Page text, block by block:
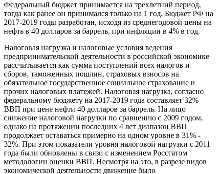
Федеральный бюджет принимается на трехлетний период,
тогда как ранее он принимался только на 1 год. Бюджет РФ на
2017-2019 годы разработан, исходя из среднегодовой цены на
нефть в 40 долларов за баррель, при инфляции в 4% в год.
Налоговая нагрузка и налоговые условия ведения
предпринимательской деятельности в российской экономике
рассчитывается как сумма поступлений всех налогов и
сборов, таможенных пошлин, страховых взносов на
обязательное государственное социальное страхование и
прочих налоговых платежей. Налоговая нагрузка, согласно
федеральному бюджету на 2017-2019 года составляет 32%
ВВП при цене нефти 40 долларов за баррель. На лицо
снижение налоговой нагрузки по сравнению с 2009 годом,
однако на протяжении последних 4 лет диапазон ВВП
продолжает оставаться примерно на одном уровне в 31% -
32%. При этом показатели уровня налоговой нагрузки с 2011
года были обновлены в связи с изменением Росстатом
методологии оценки ВВП. Несмотря на это, в разрезе видов
экономической деятельности движение было